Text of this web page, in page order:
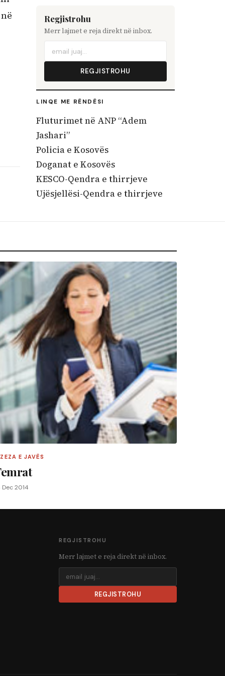
Regjistrohu
Merr lajmet e reja direkt në inbox.
REGJISTROHU
LINQE ME RËNDËSI
Fluturimet në ANP “Adem
Jashari”
Policia e Kosovës
Doganat e Kosovës
KESCO-Qendra e thirrjeve
Ujësjellësi-Qendra e thirrjeve
E JAVËS
Dec 2014
REGJISTROHU
Merr lajmet e reja direkt në inbox.
REGJISTROHU